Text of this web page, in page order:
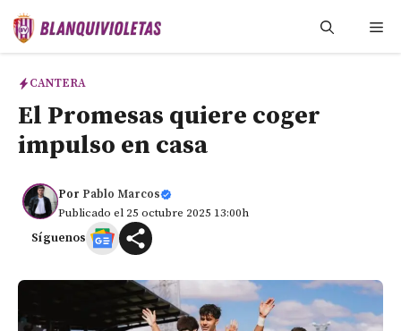
Saltar
CANTERA
El Promesas quiere coger
impulso en casa
Por Pablo Marcos
Publicado el 25 octubre 2025 13:00h
Síguenos